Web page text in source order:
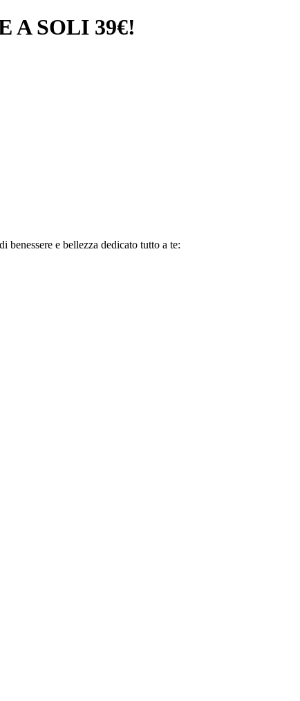
A SOLI 39€!
benessere e bellezza dedicato tutto a te: